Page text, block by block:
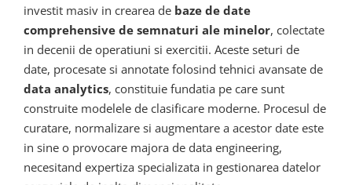
investit masiv in crearea de baze de date
comprehensive de semnaturi ale minelor, colectate
in decenii de operatiuni si exercitii. Aceste seturi de
date, procesate si annotate folosind tehnici avansate de
data analytics, constituie fundatia pe care sunt
construite modelele de clasificare moderne. Procesul de
curatare, normalizare si augmentare a acestor date este
in sine o provocare majora de data engineering,
necesitand expertiza specializata in gestionarea datelor